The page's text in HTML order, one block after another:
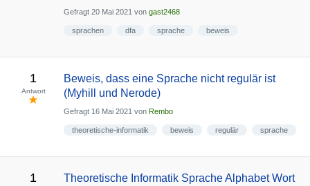
Gefragt 20 Mai 2021 von gast2468
sprachen dfa sprache beweis
1
Antwort
Beweis, dass eine Sprache nicht regulär ist
(Myhill und Nerode)
Gefragt 16 Mai 2021 von Rembo
theoretische-informatik beweis regulär sprache
1 Theoretische Informatik Sprache Alphabet Wort